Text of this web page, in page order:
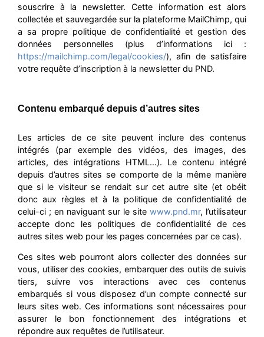
souscrire à la newsletter. Cette information est alors
collectée et sauvegardée sur la plateforme MailChimp, qui
a sa propre politique de confidentialité et gestion des
données personnelles (plus d’informations ici :
https://mailchimp.com/legal/cookies/), afin de satisfaire
votre requête d’inscription à la newsletter du PND.
Contenu embarqué depuis d’autres sites
Les articles de ce site peuvent inclure des contenus
intégrés (par exemple des vidéos, des images, des
articles, des intégrations HTML…). Le contenu intégré
depuis d’autres sites se comporte de la même manière
que si le visiteur se rendait sur cet autre site (et obéit
donc aux règles et à la politique de confidentialité de
celui-ci ; en naviguant sur le site www.pnd.mr, l’utilisateur
accepte donc les politiques de confidentialité de ces
autres sites web pour les pages concernées par ce cas).
Ces sites web pourront alors collecter des données sur
vous, utiliser des cookies, embarquer des outils de suivis
tiers, suivre vos interactions avec ces contenus
embarqués si vous disposez d’un compte connecté sur
leurs sites web. Ces informations sont nécessaires pour
assurer le bon fonctionnement des intégrations et
répondre aux requêtes de l’utilisateur.